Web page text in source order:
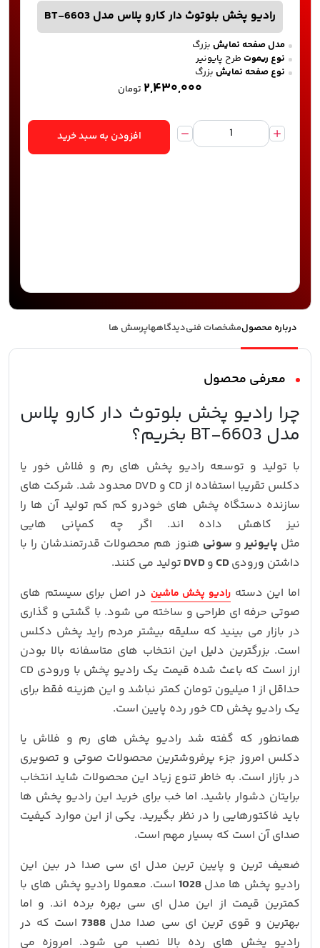
رادیو پخش بلوتوث دار کارو پلاس مدل BT-6603
مدل صفحه نمایش بزرگ
نوع ریموت طرح پایونیر
نوع صفحه نمایش بزرگ
۲,۴۳۰,۰۰۰ تومان
افزودن به سبد خرید
درباره محصولمشخصات فنیدیدگاههاپرسش ها
معرفی محصول
چرا رادیو پخش بلوتوث دار کارو پلاس
مدل BT-6603 بخریم؟
با تولید و توسعه رادیو پخش های رم و فلاش خور یا
دکلس تقریبا استفاده از CD و DVD محدود شد. شرکت های
سازنده دستگاه پخش های خودرو کم کم تولید آن ها را
نیز کاهش داده اند. اگر چه کمپانی هایی
مثل پایونیر و سونی هنوز هم محصولات قدرتمندشان را با
داشتن ورودیCDوDVD تولید می کنند.
اما این دستهرادیو پخش ماشین در اصل برای سیستم های
صوتی حرفه ای طراحی و ساخته می شود. با گشتی و گذاری
در بازار می بینید که سلیقه بیشتر مردم راید پخش دکلس
است. بزرگترین دلیل این انتخاب های متاسفانه بالا بودن
ارز است که باعث شده قیمت یک رادیو پخش با ورودی CD
حداقل از 1 میلیون تومان کمتر نباشد و این هزینه فقط برای
یک رادیو پخش CD خور رده پایین است.
همانطور که گفته شد رادیو پخش های رم و فلاش یا
دکلس امروز جزء پرفروشترین محصولات صوتی و تصویری
در بازار است. به خاطر تنوع زیاد این محصولات شاید انتخاب
برایتان دشوار باشید. اما خب برای خرید این رادیو پخش ها
باید فاکتورهایی را در نظر بگیرید. یکی از این موارد کیفیت
صدای آن است که بسیار مهم است.
ضعیف ترین و پایین ترین مدل ای سی صدا در بین این
رادیو پخش ها مدل1028 است. معمولا رادیو پخش های با
کمترین قیمت از این مدل ای سی بهره برده اند. و اما
بهترین و قوی ترین ای سی صدا مدل 7388است که در
رادیو پخش های رده بالا نصب می شود. امروزه می